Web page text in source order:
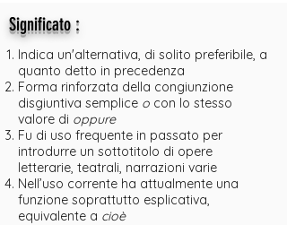
Significato:
Indica un'alternativa, di solito preferibile, a
quanto detto in precedenza
Forma rinforzata della congiunzione
disgiuntiva semplice o con lo stesso
valore di oppure
Fu di uso frequente in passato per
introdurre un sottotitolo di opere
letterarie, teatrali, narrazioni varie
Nell’uso corrente ha attualmente una
funzione soprattutto esplicativa,
equivalente a cioè